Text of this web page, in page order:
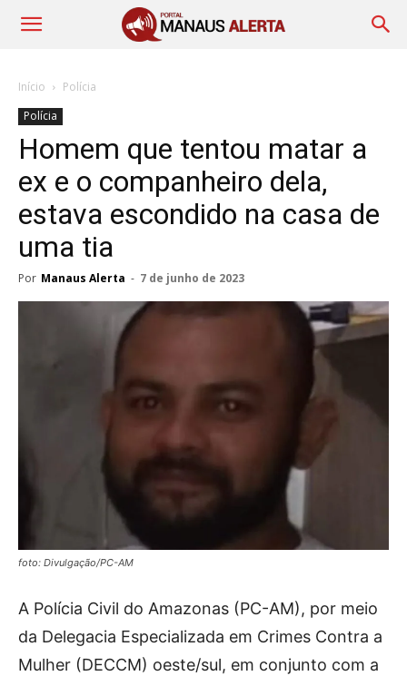
Início
Polícia
Polícia
Homem que tentou matar a
ex e o companheiro dela,
estava escondido na casa de
uma tia
Por Manaus Alerta - 7 de junho de 2023
foto: Divulgação/PC-AM
A Polícia Civil do Amazonas (PC-AM), por meio
da Delegacia Especializada em Crimes Contra a
Mulher (DECCM) oeste/sul, em conjunto com a